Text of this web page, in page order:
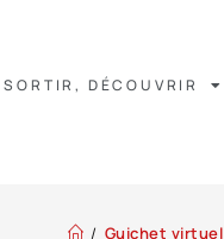
SORTIR, DÉCOUVRIR
/ Guichet virtuel